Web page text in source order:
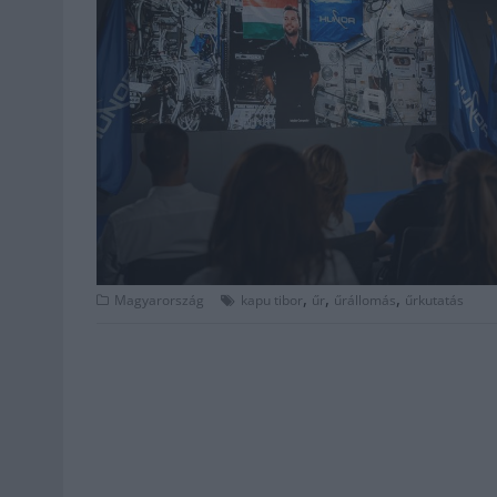
Magyarország kapu tibor, űr, űrállomás, űrkutatás